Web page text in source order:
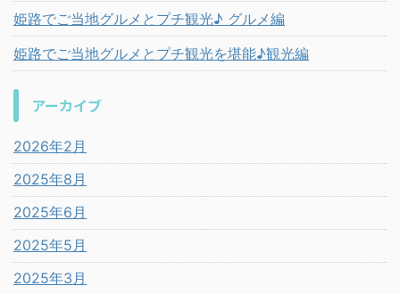
姫路でご当地グルメとプチ観光♪ グルメ編
姫路でご当地グルメとプチ観光を堪能♪観光編
アーカイブ
2026年2月
2025年8月
2025年6月
2025年5月
2025年3月